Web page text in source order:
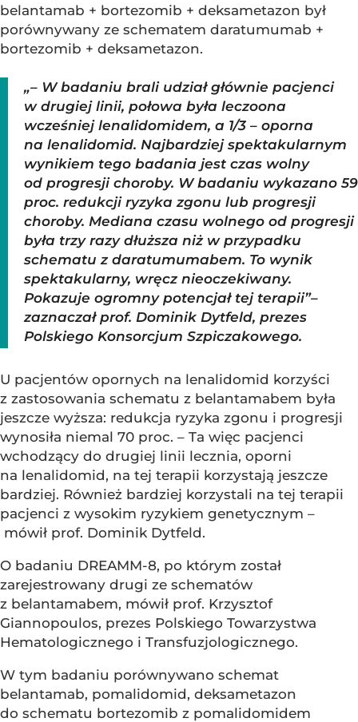
belantamab + bortezomib + deksametazon był
porównywany ze schematem daratumumab +
bortezomib + deksametazon.
„– W badaniu brali udział głównie pacjenci
w drugiej linii, połowa była leczoona
wcześniej lenalidomidem, a 1/3 – oporna
na lenalidomid. Najbardziej spektakularnym
wynikiem tego badania jest czas wolny
od progresji choroby. W badaniu wykazano 59
proc. redukcji ryzyka zgonu lub progresji
choroby. Mediana czasu wolnego od progresji
była trzy razy dłuższa niż w przypadku
schematu z daratumumabem. To wynik
spektakularny, wręcz nieoczekiwany.
Pokazuje ogromny potencjał tej terapii”–
zaznaczał prof. Dominik Dytfeld, prezes
Polskiego Konsorcjum Szpiczakowego.
U pacjentów opornych na lenalidomid korzyści
z zastosowania schematu z belantamabem była
jeszcze wyższa: redukcja ryzyka zgonu i progresji
wynosiła niemal 70 proc. – Ta więc pacjenci
wchodzący do drugiej linii lecznia, oporni
na lenalidomid, na tej terapii korzystają jeszcze
bardziej. Również bardziej korzystali na tej terapii
pacjenci z wysokim ryzykiem genetycznym –
mówił prof. Dominik Dytfeld.
O badaniu DREAMM-8, po którym został
zarejestrowany drugi ze schematów
z belantamabem, mówił prof. Krzysztof
Giannopoulos, prezes Polskiego Towarzystwa
Hematologicznego i Transfuzjologicznego.
W tym badaniu porównywano schemat
belantamab, pomalidomid, deksametazon
do schematu bortezomib z pomalidomidem